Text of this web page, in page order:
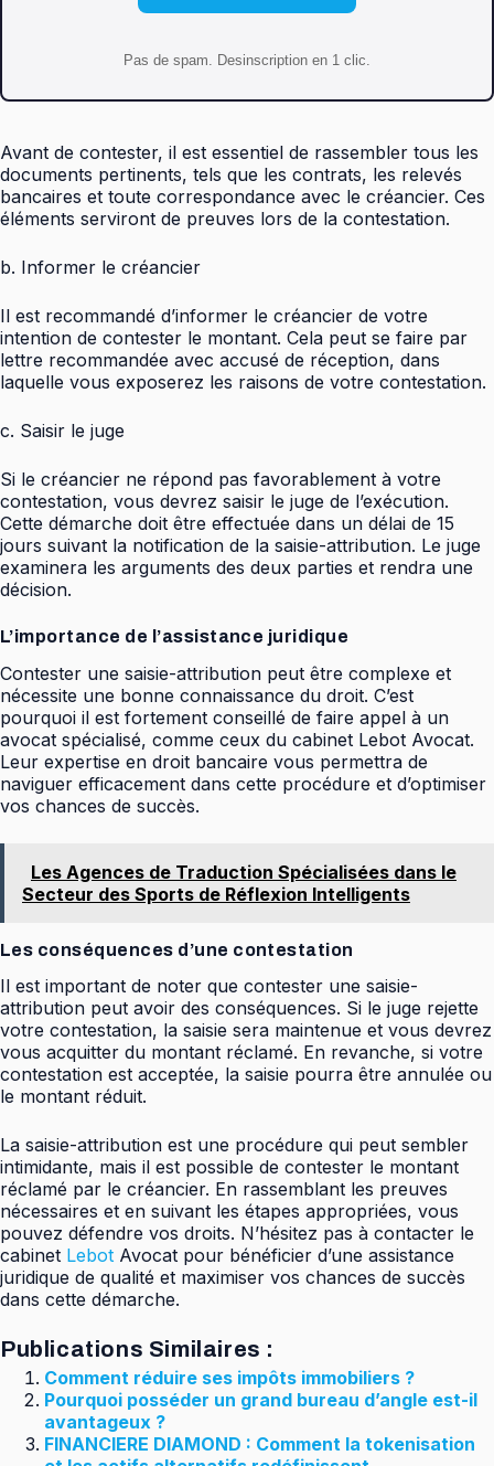
Pas de spam. Desinscription en 1 clic.
Avant de contester, il est essentiel de rassembler tous les
documents pertinents, tels que les contrats, les relevés
bancaires et toute correspondance avec le créancier. Ces
éléments serviront de preuves lors de la contestation.
b. Informer le créancier
Il est recommandé d’informer le créancier de votre
intention de contester le montant. Cela peut se faire par
lettre recommandée avec accusé de réception, dans
laquelle vous exposerez les raisons de votre contestation.
c. Saisir le juge
Si le créancier ne répond pas favorablement à votre
contestation, vous devrez saisir le juge de l’exécution.
Cette démarche doit être effectuée dans un délai de 15
jours suivant la notification de la saisie-attribution. Le juge
examinera les arguments des deux parties et rendra une
décision.
L’importance de l’assistance juridique
Contester une saisie-attribution peut être complexe et
nécessite une bonne connaissance du droit. C’est
pourquoi il est fortement conseillé de faire appel à un
avocat spécialisé, comme ceux du cabinet Lebot Avocat.
Leur expertise en droit bancaire vous permettra de
naviguer efficacement dans cette procédure et d’optimiser
vos chances de succès.
Les Agences de Traduction Spécialisées dans le
Secteur des Sports de Réflexion Intelligents
Les conséquences d’une contestation
Il est important de noter que contester une saisie-
attribution peut avoir des conséquences. Si le juge rejette
votre contestation, la saisie sera maintenue et vous devrez
vous acquitter du montant réclamé. En revanche, si votre
contestation est acceptée, la saisie pourra être annulée ou
le montant réduit.
La saisie-attribution est une procédure qui peut sembler
intimidante, mais il est possible de contester le montant
réclamé par le créancier. En rassemblant les preuves
nécessaires et en suivant les étapes appropriées, vous
pouvez défendre vos droits. N’hésitez pas à contacter le
cabinet Lebot Avocat pour bénéficier d’une assistance
juridique de qualité et maximiser vos chances de succès
dans cette démarche.
Publications Similaires :
Comment réduire ses impôts immobiliers ?
Pourquoi posséder un grand bureau d’angle est-il
avantageux ?
FINANCIERE DIAMOND : Comment la tokenisation